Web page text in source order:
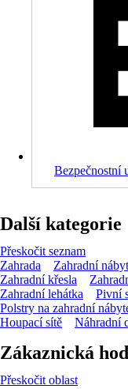
Bezpečnostní
Další kategorie
Přeskočit seznam
Zahrada
Zahradní
Zahradní křesla
Zahradní lehátka
Pivní
Polstry na zahradní
Houpací sítě
Náhradní
Zákaznická
Přeskočit oblast